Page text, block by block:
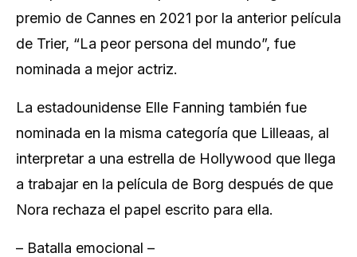
premio de Cannes en 2021 por la anterior película
de Trier, “La peor persona del mundo”, fue
nominada a mejor actriz.
La estadounidense Elle Fanning también fue
nominada en la misma categoría que Lilleaas, al
interpretar a una estrella de Hollywood que llega
a trabajar en la película de Borg después de que
Nora rechaza el papel escrito para ella.
– Batalla emocional –